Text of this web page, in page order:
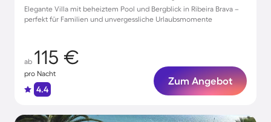
Elegante Villa mit beheiztem Pool und Bergblick in Ribeira Brava –
perfekt für Familien und unvergessliche Urlaubsmomente
ab 115 €
pro Nacht
4.4
Zum Angebot